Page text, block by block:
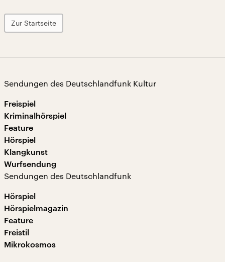
Zur Startseite
Sendungen des Deutschlandfunk Kultur
Freispiel
Kriminalhörspiel
Feature
Hörspiel
Klangkunst
Wurfsendung
Sendungen des Deutschlandfunk
Hörspiel
Hörspielmagazin
Feature
Freistil
Mikrokosmos